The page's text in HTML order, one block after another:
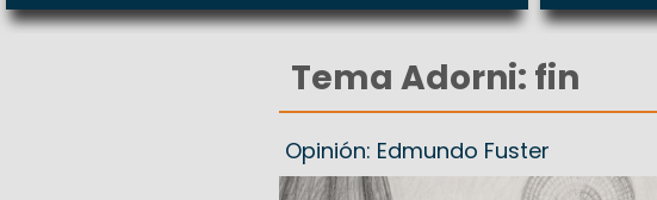
Tema Adorni: fin
Opinión: Edmundo Fuster